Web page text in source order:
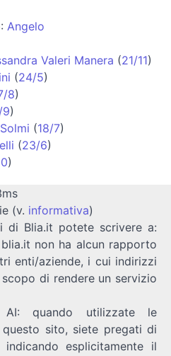
: Angelo
Valeri Manera (21/11)
(24/5)
8)
9)
(18/7)
(23/6)
)
(v. informativa)
di Blia.it potete scrivere a:
non ha alcun rapporto
enti/aziende, i cui indirizzi
di rendere un servizio
quando utilizzate le
sito, siete pregati di
esplicitamente il